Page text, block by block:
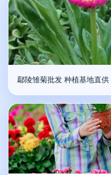
鄢陵雏菊批发 种植基地直